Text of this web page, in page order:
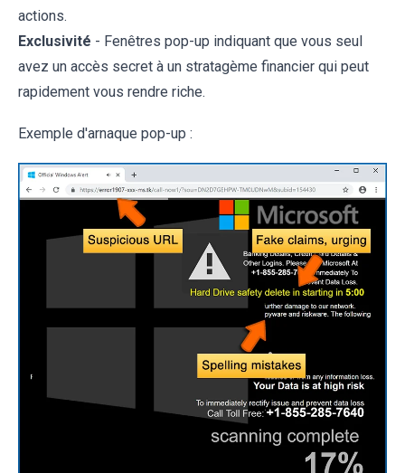
actions.
Exclusivité - Fenêtres pop-up indiquant que vous seul
avez un accès secret à un stratagème financier qui peut
rapidement vous rendre riche.
Exemple d'arnaque pop-up :